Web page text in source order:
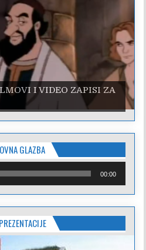
I VIDEO ZAPISI ZA
I VIDEO ZAPISI ZA
GLAZBA
00:00